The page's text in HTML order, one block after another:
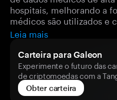
hospitais, melhorando a
médicos são utilizados e
Leia mais
Carteira para Galeon
Experimente o futuro das
de criptomoedas com a
Obter carteira